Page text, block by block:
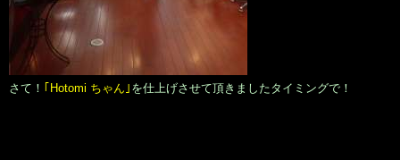
さて！ ｢Hotomi ちゃん｣ を仕上げさせて頂きましたタイミングで！